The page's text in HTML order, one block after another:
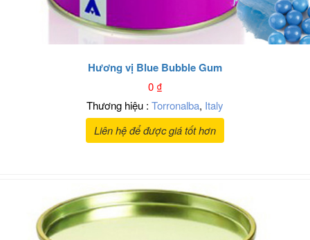
Hương vị Blue Bubble Gum
0₫
Thương hiệu : Torronalba, Italy
Liên hệ để được giá tốt hơn